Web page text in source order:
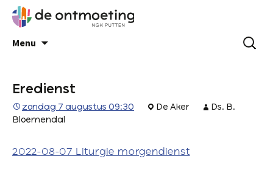
Menu
Eredienst
zondag 7 augustus 09:30 De Aker
Ds. B.
Bloemendal
2022-08-07 Liturgie morgendienst